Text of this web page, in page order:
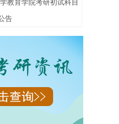
教育学院考研初试科目
告